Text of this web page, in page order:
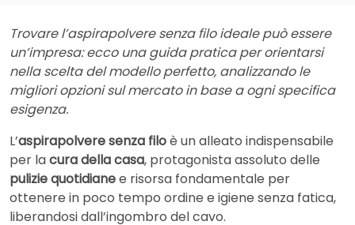
Trovare l’aspirapolvere senza filo ideale può essere
un’impresa: ecco una guida pratica per orientarsi
nella scelta del modello perfetto, analizzando le
migliori opzioni sul mercato in base a ogni specifica
esigenza.
L’aspirapolvere senza filoè un alleato indispensabile
per lacura della casa, protagonista assoluto delle
pulizie quotidianee risorsa fondamentale per
ottenere in poco tempo ordine e igiene senza fatica,
liberandosi dall’ingombro del cavo.